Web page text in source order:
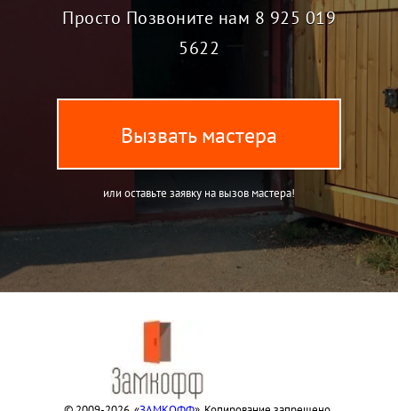
Просто Позвоните нам 8 925 019
5622
Вызвать мастера
или оставьте заявку на вызов мастера!